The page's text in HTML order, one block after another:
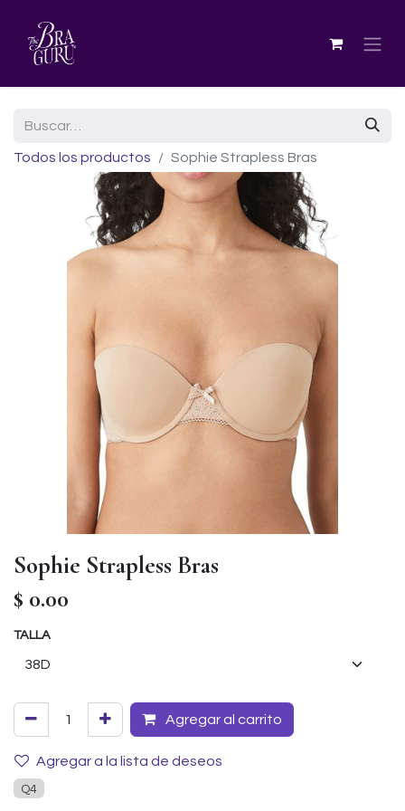
Todos los productos Sophie Strapless Bras
Sophie Strapless Bras
$ 0.00
TALLA
Agregar al carrito
Agregar a la lista de deseos
Q4